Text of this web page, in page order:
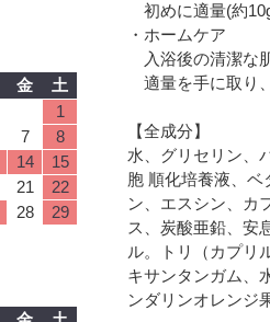
初めに適量(約
・ホームケア
入浴後の清潔な
適量を手に取り
【全成分】
水、グリセリン、
胞 順化培養液、
ン、エスシン、カ
ス、炭酸亜鉛、安
ル。トリ（カプリ
キサンタンガム、
ンダリンオレンジ
金
土
1
7
8
14
15
21
22
28
29